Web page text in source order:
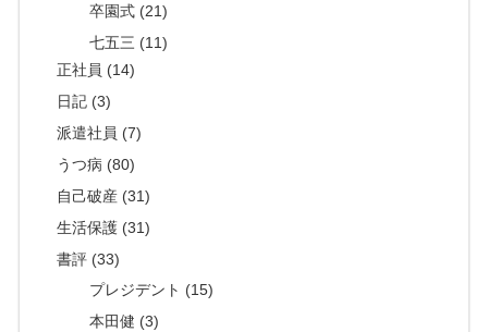
卒園式 (21)
七五三 (11)
正社員 (14)
日記 (3)
派遣社員 (7)
うつ病 (80)
自己破産 (31)
生活保護 (31)
書評 (33)
プレジデント (15)
本田健 (3)